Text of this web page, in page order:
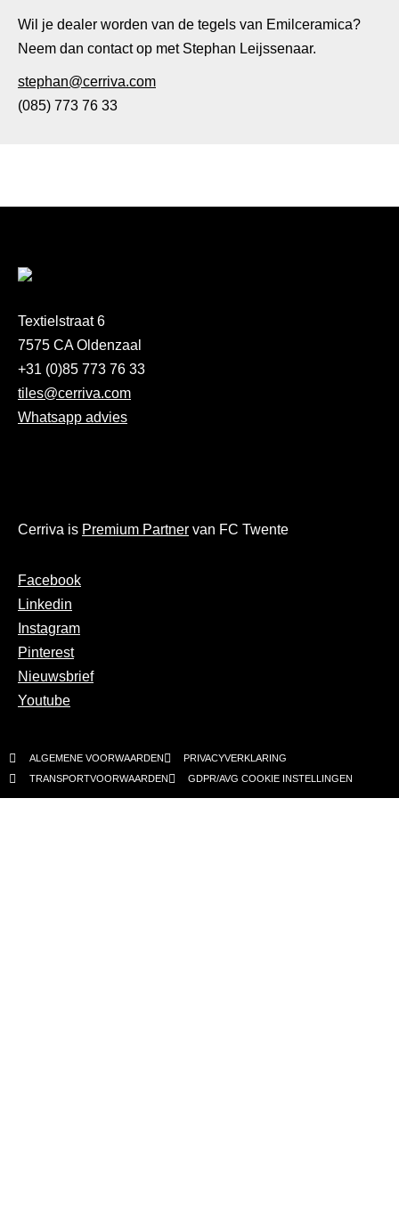
Wil je dealer worden van de tegels van Emilceramica?
Neem dan contact op met Stephan Leijssenaar.
stephan@cerriva.com
(085) 773 76 33
Textielstraat 6
7575 CA Oldenzaal
+31 (0)85 773 76 33
tiles@cerriva.com
Whatsapp advies
Cerriva is Premium Partner van FC Twente
Facebook
Linkedin
Instagram
Pinterest
Nieuwsbrief
Youtube
ALGEMENE VOORWAARDEN
PRIVACYVERKLARING
TRANSPORTVOORWAARDEN
GDPR/AVG COOKIE INSTELLINGEN